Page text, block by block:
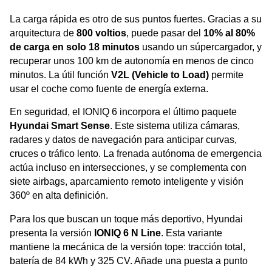
La carga rápida es otro de sus puntos fuertes. Gracias a su
arquitectura de 800 voltios, puede pasar del 10% al 80%
de carga en solo 18 minutos usando un súpercargador, y
recuperar unos 100 km de autonomía en menos de cinco
minutos. La útil función V2L (Vehicle to Load) permite
usar el coche como fuente de energía externa.
En seguridad, el IONIQ 6 incorpora el último paquete
Hyundai Smart Sense. Este sistema utiliza cámaras,
radares y datos de navegación para anticipar curvas,
cruces o tráfico lento. La frenada autónoma de emergencia
actúa incluso en intersecciones, y se complementa con
siete airbags, aparcamiento remoto inteligente y visión
360º en alta definición.
Para los que buscan un toque más deportivo, Hyundai
presenta la versión IONIQ 6 N Line. Esta variante
mantiene la mecánica de la versión tope: tracción total,
batería de 84 kWh y 325 CV. Añade una puesta a punto